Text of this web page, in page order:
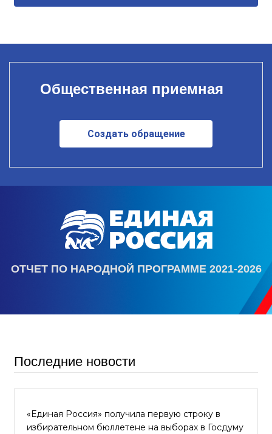
Общественная приемная
Создать обращение
ОТЧЕТ ПО НАРОДНОЙ ПРОГРАММЕ 2021-2026
Последние новости
«Единая Россия» получила первую строку в
избирательном бюллетене на выборах в Госдуму